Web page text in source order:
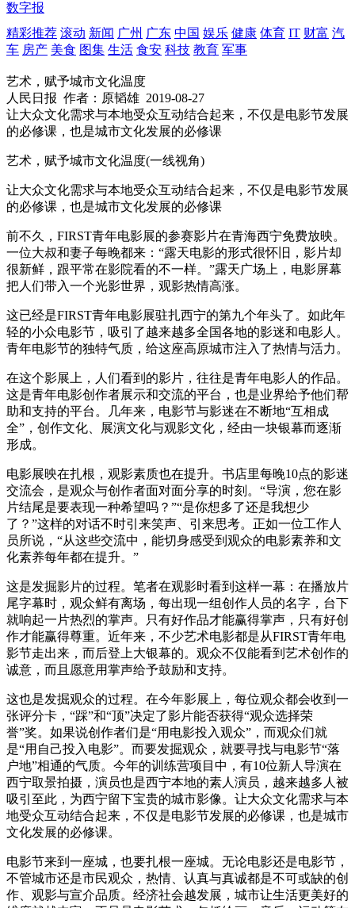
数字报
精彩推荐 滚动 新闻 广州 广东 中国 娱乐 健康 体育 IT 财富 汽
车 房产 美食 图集 生活 食安 科技 教育 军事
艺术，赋予城市文化温度
人民日报 作者：原韬雄 2019-08-27
让大众文化需求与本地受众互动结合起来，不仅是电影节发展
的必修课，也是城市文化发展的必修课
艺术，赋予城市文化温度(一线视角)
让大众文化需求与本地受众互动结合起来，不仅是电影节发展
的必修课，也是城市文化发展的必修课
前不久，FIRST青年电影展的参赛影片在青海西宁免费放映。
一位大叔和妻子每晚都来：“露天电影的形式很怀旧，影片却
很新鲜，跟平常在影院看的不一样。”露天广场上，电影屏幕
把人们带入一个光影世界，观影热情高涨。
这已经是FIRST青年电影展驻扎西宁的第九个年头了。如此年
轻的小众电影节，吸引了越来越多全国各地的影迷和电影人。
青年电影节的独特气质，给这座高原城市注入了热情与活力。
在这个影展上，人们看到的影片，往往是青年电影人的作品。
这是青年电影创作者展示和交流的平台，也是业界给予他们帮
助和支持的平台。几年来，电影节与影迷在不断地“互相成
全”，创作文化、展演文化与观影文化，经由一块银幕而逐渐
形成。
电影展映在扎根，观影素质也在提升。书店里每晚10点的影迷
交流会，是观众与创作者面对面分享的时刻。“导演，您在影
片结尾是要表现一种希望吗？”“是你想多了还是我想少
了？”这样的对话不时引来笑声、引来思考。正如一位工作人
员所说，“从这些交流中，能切身感受到观众的电影素养和文
化素养每年都在提升。”
这是发掘影片的过程。笔者在观影时看到这样一幕：在播放片
尾字幕时，观众鲜有离场，每出现一组创作人员的名字，台下
就响起一片热烈的掌声。只有好作品才能赢得掌声，只有好创
作才能赢得尊重。近年来，不少艺术电影都是从FIRST青年电
影节走出来，而后登上大银幕的。观众不仅能看到艺术创作的
诚意，而且愿意用掌声给予鼓励和支持。
这也是发掘观众的过程。在今年影展上，每位观众都会收到一
张评分卡，“踩”和“顶”决定了影片能否获得“观众选择荣
誉”奖。如果说创作者们是“用电影投入观众”，而观众们就
是“用自己投入电影”。而要发掘观众，就要寻找与电影节“落
户地”相通的气质。今年的训练营项目中，有10位新人导演在
西宁取景拍摄，演员也是西宁本地的素人演员，越来越多人被
吸引至此，为西宁留下宝贵的城市影像。让大众文化需求与本
地受众互动结合起来，不仅是电影节发展的必修课，也是城市
文化发展的必修课。
电影节来到一座城，也要扎根一座城。无论电影还是电影节，
不管城市还是市民观众，热情、认真与真诚都是不可或缺的创
作、观影与宣介品质。经济社会越发展，城市让生活更美好的